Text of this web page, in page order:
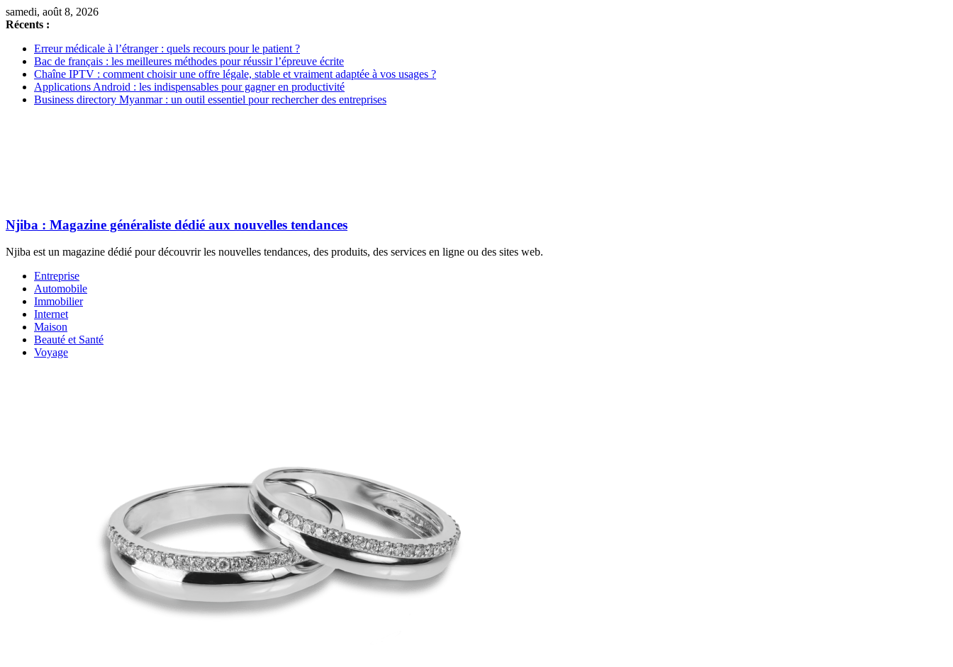
samedi, août 8, 2026
Récents :
Erreur médicale à l’étranger : quels recours pour le patient ?
Bac de français : les meilleures méthodes pour réussir l’épreuve écrite
Chaîne IPTV : comment choisir une offre légale, stable et vraiment adaptée à vos usages ?
Applications Android : les indispensables pour gagner en productivité
Business directory Myanmar : un outil essentiel pour rechercher des entreprises
Njiba : Magazine généraliste dédié aux nouvelles tendances
Njiba est un magazine dédié pour découvrir les nouvelles tendances, des produits, des services en ligne ou des sites web.
Entreprise
Automobile
Immobilier
Internet
Maison
Beauté et Santé
Voyage